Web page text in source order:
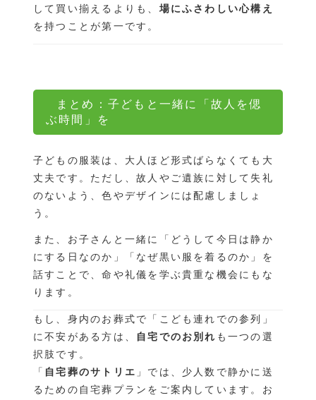
して買い揃えるよりも、 場にふさわしい心構え
を持つことが第一です。
まとめ：子どもと一緒に「故人を偲
ぶ時間」を
子どもの服装は、大人ほど形式ばらなくても大
丈夫です。ただし、故人やご遺族に対して失礼
のないよう、色やデザインには配慮しましょ
う。
また、お子さんと一緒に「どうして今日は静か
にする日なのか」「なぜ黒い服を着るのか」を
話すことで、命や礼儀を学ぶ貴重な機会にもな
ります。
もし、身内のお葬式で「こども連れでの参列」
に不安がある方は、
自宅でのお別れ も一つの選
択肢です。
「 自宅葬のサトリエ 」では、少人数で静かに送
るための自宅葬プランをご案内しています。お